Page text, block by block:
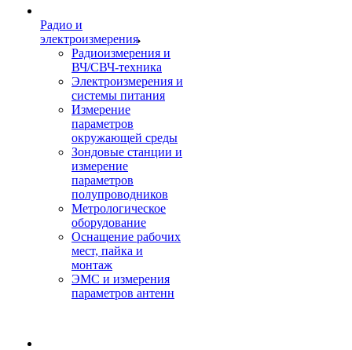
Радио и
электроизмерения
Радиоизмерения и
ВЧ/СВЧ-техника
Электроизмерения и
системы питания
Измерение
параметров
окружающей среды
Зондовые станции и
измерение
параметров
полупроводников
Метрологическое
оборудование
Оснащение рабочих
мест, пайка и
монтаж
ЭМС и измерения
параметров антенн